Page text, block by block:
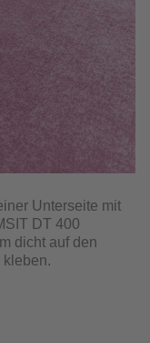
Unterseite mit
DT 400
dicht auf den
kleben.